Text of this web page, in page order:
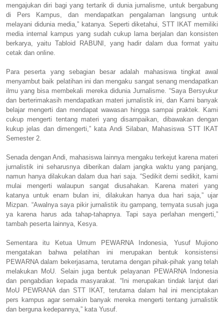
mengajukan diri bagi yang tertarik di dunia jurnalisme, untuk bergabung
di Pers Kampus, dan mendapatkan pengalaman langsung untuk
melayani didunia media,” katanya. Seperti diketahui, STT IKAT memiliki
media internal kampus yang sudah cukup lama berjalan dan konsisten
berkarya, yaitu Tabloid RABUNI, yang hadir dalam dua format yaitu
cetak dan online.
Para peserta yang sebagian besar adalah mahasiswa tingkat awal
menyambut baik pelatihan ini dan mengaku sangat senang mendapatkan
ilmu yang bisa membekali mereka didunia Jurnalisme. “Saya Bersyukur
dan berterimakasih mendapatkan materi jurnalistik ini, dan Kami banyak
belajar mengerti dan mendapat wawasan hingga sampai praktek. Kami
cukup mengerti tentang materi yang disampaikan, dibawakan dengan
kukup jelas dan dimengerti,” kata Andi Silaban, Mahasiswa STT IKAT
Semester 2.
Senada dengan Andi, mahasiswa lainnya mengaku terkejut karena materi
jurnalistik ini seharusnya diberikan dalam jangka waktu yang panjang,
namun hanya dilakukan dalam dua hari saja. “Sedikit demi sedikit, kami
mulai mengerti walaupun sangat diusahakan. Karena materi yang
katanya untuk enam bulan ini, dilakukan hanya dua hari saja,” ujar
Mizpan. “Awalnya saya pikir jurnalistik itu gampang, ternyata susah juga
ya karena harus ada tahap-tahapnya. Tapi saya perlahan mengerti,”
tambah peserta lainnya, Kesya.
Sementara itu Ketua Umum PEWARNA Indonesia, Yusuf Mujiono
mengatakan bahwa pelatihan ini merupakan bentuk konsistensi
PEWARNA dalam bekerjasama, terutama dengan pihak-pihak yang telah
melakukan MoU. Selain juga bentuk pelayanan PEWARNA Indonesia
dan pengabdian kepada masyarakat. “Ini merupakan tindak lanjut dari
MoU PEWRANA dan STT IKAT, terutama dalam hal ini menciptakan
pers kampus agar semakin banyak mereka mengerti tentang jurnalistik
dan berguna kedepannya,” kata Yusuf.